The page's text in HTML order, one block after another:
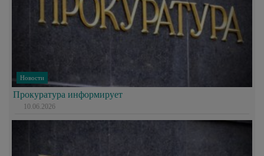
Новости
Прокуратура информирует
10.06.2026